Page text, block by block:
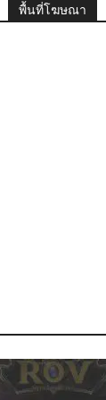
พื้นที่โฆษณา